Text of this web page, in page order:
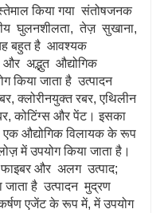
किया गया संतोषजनक
घुलनशीलता, तेज़ सुखाना,
बहुत है आवश्यक
अद्भुत औद्योगिक
किया जाता है उत्पादन
क्लोरीनयुक्त रबर, एथिलीन
कोटिंग्स और पेंट। इसका
औद्योगिक विलायक के रूप
में उपयोग किया जाता है।
फाइबर और अलग उत्पाद;
है उत्पादन मुद्रण
एजेंट के रूप में, में उपयोग